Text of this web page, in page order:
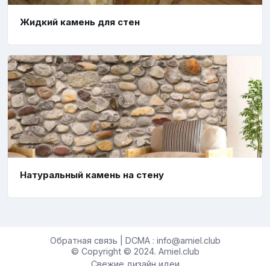
Жидкий камень для стен
Натуральный камень на стену
Обратная связь | DCMA : info@amiel.club
© Copyright © 2024. Amiel.club
Свежие дизайн идеи